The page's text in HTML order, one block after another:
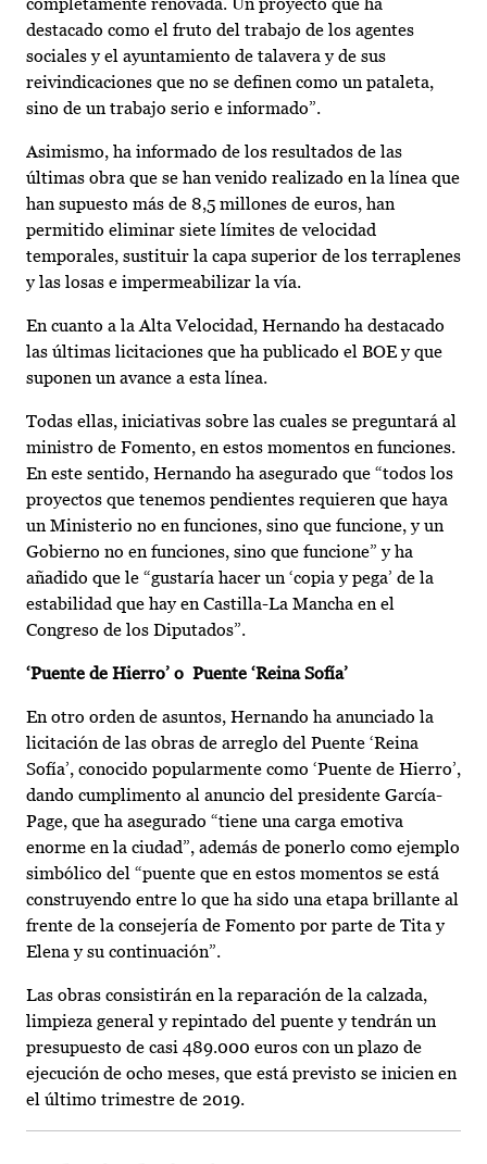
destacado como el fruto del trabajo de los agentes
sociales y el ayuntamiento de talavera y de sus
reivindicaciones que no se definen como un pataleta,
sino de un trabajo serio e informado”.
Asimismo, ha informado de los resultados de las
últimas obra que se han venido realizado en la línea que
han supuesto más de 8,5 millones de euros, han
permitido eliminar siete límites de velocidad
temporales, sustituir la capa superior de los terraplenes
y las losas e impermeabilizar la vía.
En cuanto a la Alta Velocidad, Hernando ha destacado
las últimas licitaciones que ha publicado el BOE y que
suponen un avance a esta línea.
Todas ellas, iniciativas sobre las cuales se preguntará al
ministro de Fomento, en estos momentos en funciones.
En este sentido, Hernando ha asegurado que “todos los
proyectos que tenemos pendientes requieren que haya
un Ministerio no en funciones, sino que funcione, y un
Gobierno no en funciones, sino que funcione” y ha
añadido que le “gustaría hacer un ‘copia y pega’ de la
estabilidad que hay en Castilla-La Mancha en el
Congreso de los Diputados”.
‘Puente de Hierro’ o Puente ‘Reina Sofía’
En otro orden de asuntos, Hernando ha anunciado la
licitación de las obras de arreglo del Puente ‘Reina
Sofía’, conocido popularmente como ‘Puente de Hierro’,
dando cumplimento al anuncio del presidente García-
Page, que ha asegurado “tiene una carga emotiva
enorme en la ciudad”, además de ponerlo como ejemplo
simbólico del “puente que en estos momentos se está
construyendo entre lo que ha sido una etapa brillante al
frente de la consejería de Fomento por parte de Tita y
Elena y su continuación”.
Las obras consistirán en la reparación de la calzada,
limpieza general y repintado del puente y tendrán un
presupuesto de casi 489.000 euros con un plazo de
ejecución de ocho meses, que está previsto se inicien en
el último trimestre de 2019.